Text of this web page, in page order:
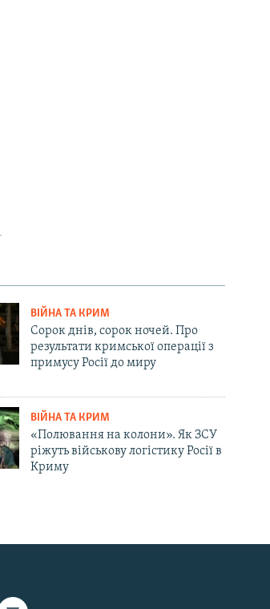
ВІЙНА ТА КРИМ
Сорок днів, сорок ночей. Про
результати кримської операції з
примусу Росії до миру
ВІЙНА ТА КРИМ
«Полювання на колони». Як ЗСУ
ріжуть військову логістику Росії в
Криму